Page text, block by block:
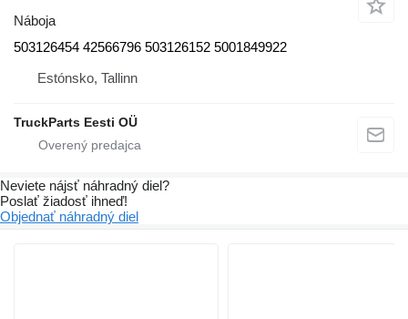
Náboja
503126454 42566796 503126152 5001849922
Estónsko, Tallinn
TruckParts Eesti OÜ
Neviete nájsť náhradný diel?
Poslať žiadosť ihneď!
Objednať náhradný diel